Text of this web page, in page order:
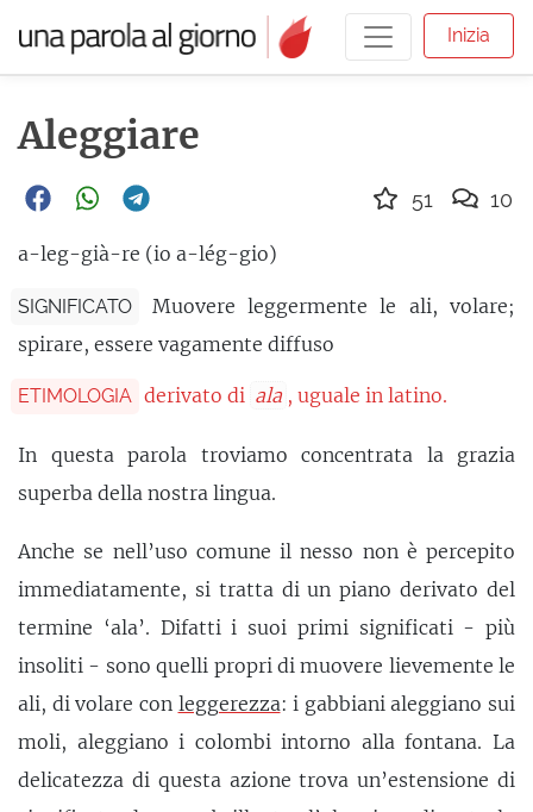
Inizia
Aleggiare
a-leg-già-re (io a-lég-gio)
SIGNIFICATO
Muovere leggermente le ali, volare;
spirare, essere vagamente diffuso
ETIMOLOGIA derivato di ala , uguale in latino.
In questa parola troviamo concentrata la grazia
superba della nostra lingua.
Anche se nell’uso comune il nesso non è percepito
immediatamente, si tratta di un piano derivato del
termine ‘ala’. Difatti i suoi primi significati - più
insoliti - sono quelli propri di muovere lievemente le
ali, di volare con leggerezza: i gabbiani aleggiano sui
moli, aleggiano i colombi intorno alla fontana. La
delicatezza di questa azione trova un’estensione di
51 10